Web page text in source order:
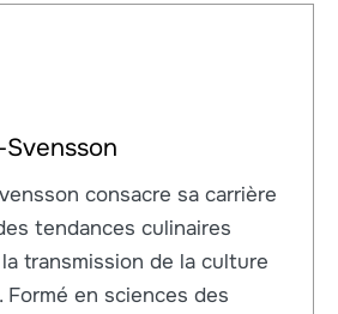
consacre sa carrière
tendances culinaires
transmission de la culture
Formé en sciences des